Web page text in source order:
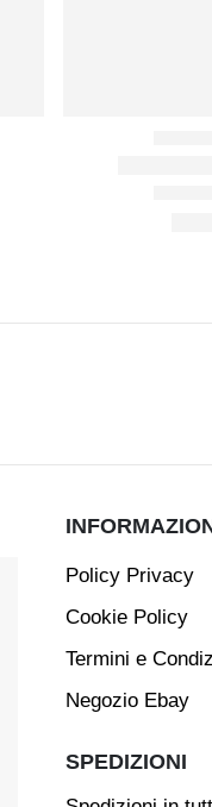
Policy Privacy
Cookie Policy
Termini e
Negozio Ebay
SPEDIZIONI